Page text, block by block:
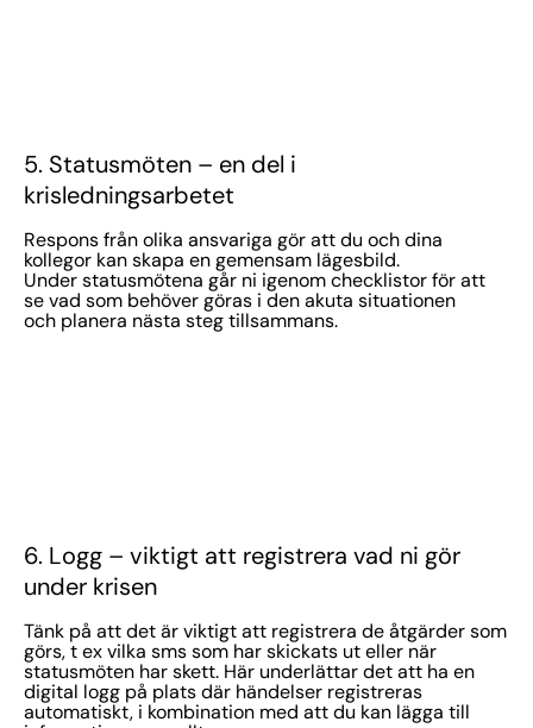
5. Statusmöten – en del i
krisledningsarbetet
Respons från olika ansvariga gör att du och dina
kollegor kan skapa en gemensam lägesbild.
Under statusmötena går ni igenom checklistor för att
se vad som behöver göras i den akuta situationen
och planera nästa steg tillsammans.
6. Logg – viktigt att registrera vad ni gör
under krisen
Tänk på att det är viktigt att registrera de åtgärder som
görs, t ex vilka sms som har skickats ut eller när
statusmöten har skett. Här underlättar det att ha en
digital logg på plats där händelser registreras
automatiskt, i kombination med att du kan lägga till